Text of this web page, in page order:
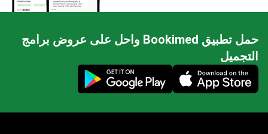
حمل تطبيق Bookimed واحل على عروض برامج
التجميل
Mobile app illustration